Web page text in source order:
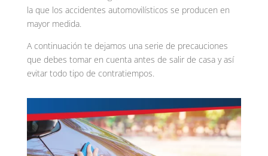
la que los accidentes automovilísticos se producen en
mayor medida.
A continuación te dejamos una serie de precauciones
que debes tomar en cuenta antes de salir de casa y así
evitar todo tipo de contratiempos.